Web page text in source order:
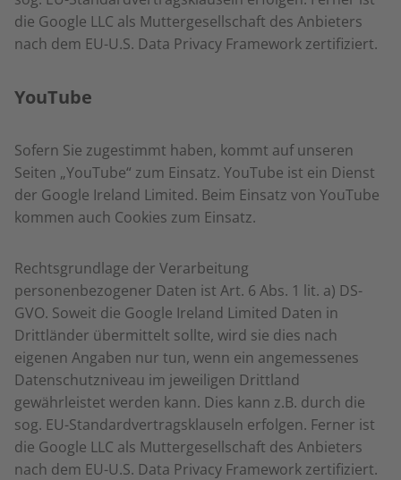
die Google LLC als Muttergesellschaft des Anbieters
nach dem EU-U.S. Data Privacy Framework zertifiziert.
YouTube
Sofern Sie zugestimmt haben, kommt auf unseren
Seiten „YouTube“ zum Einsatz. YouTube ist ein Dienst
der Google Ireland Limited. Beim Einsatz von YouTube
kommen auch Cookies zum Einsatz.
Rechtsgrundlage der Verarbeitung
personenbezogener Daten ist Art. 6 Abs. 1 lit. a) DS-
GVO. Soweit die Google Ireland Limited Daten in
Drittländer übermittelt sollte, wird sie dies nach
eigenen Angaben nur tun, wenn ein angemessenes
Datenschutzniveau im jeweiligen Drittland
gewährleistet werden kann. Dies kann z.B. durch die
sog. EU-Standardvertragsklauseln erfolgen. Ferner ist
die Google LLC als Muttergesellschaft des Anbieters
nach dem EU-U.S. Data Privacy Framework zertifiziert.